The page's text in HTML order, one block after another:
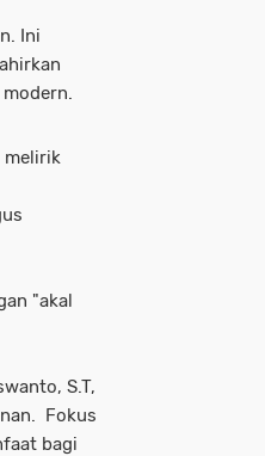
Ini
melirik
"akal
S.T,
Fokus
bagi